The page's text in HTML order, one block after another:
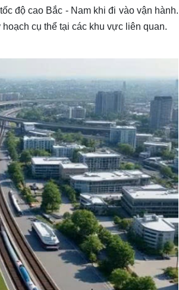
độ cao Bắc - Nam khi đi vào vận hành.
cụ thể tại các khu vực liên quan.